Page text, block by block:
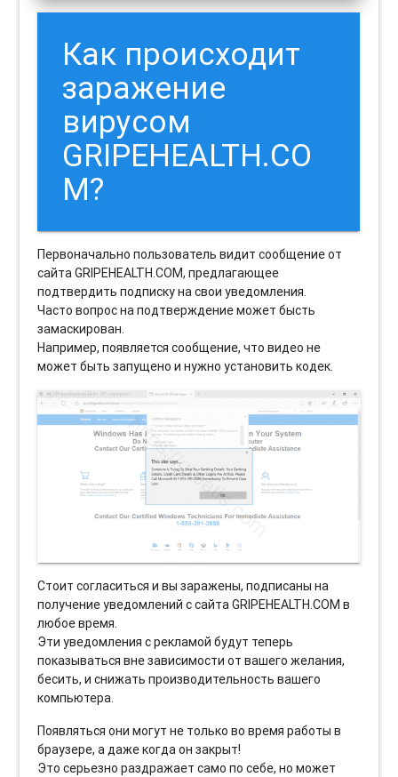
Как происходит
заражение
вирусом
GRIPEHEALTH.CO
M?
Первоначально пользователь видит сообщение от
сайта GRIPEHEALTH.COM, предлагающее
подтвердить подписку на свои уведомления.
Часто вопрос на подтверждение может бысть
замаскирован.
Например, появляется сообщение, что видео не
может быть запущено и нужно установить кодек.
Стоит согласиться и вы заражены, подписаны на
получение уведомлений с сайта GRIPEHEALTH.COM в
любое время.
Эти уведомления с рекламой будут теперь
показываться вне зависимости от вашего желания,
бесить, и снижать производительность вашего
компьютера.
Появляться они могут не только во время работы в
браузере, а даже когда он закрыт!
Это серьезно раздражает само по себе, но может